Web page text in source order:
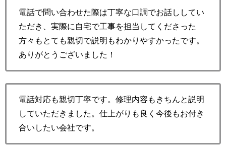
電話で問い合わせた際は丁寧な口調でお話ししてい
ただき、実際に自宅で工事を担当してくださった
方々もとても親切で説明もわかりやすかったです。
ありがとうございました！
電話対応も親切丁寧です。修理内容もきちんと説明
していただきました。仕上がりも良く今後もお付き
合いしたい会社です。